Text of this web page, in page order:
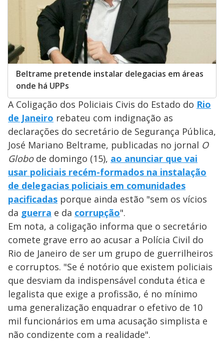
Beltrame pretende instalar delegacias em áreas
onde há UPPs
A Coligação dos Policiais Civis do Estado do Rio
de Janeiro rebateu com indignação as
declarações do secretário de Segurança Pública,
José Mariano Beltrame, publicadas no jornal O
Globode domingo (15), ao anunciar que vai
usar policiais recém-formados na instalação
de delegacias policiais em comunidades
pacificadas porque ainda estão "sem os vícios
da guerra e da corrupção".
Em nota, a coligação informa que o secretário
comete grave erro ao acusar a Polícia Civil do
Rio de Janeiro de ser um grupo de guerrilheiros
e corruptos. "Se é notório que existem policiais
que desviam da indispensável conduta ética e
legalista que exige a profissão, é no mínimo
uma generalização enquadrar o efetivo de 10
mil funcionários em uma acusação simplista e
não condizente com a realidade".